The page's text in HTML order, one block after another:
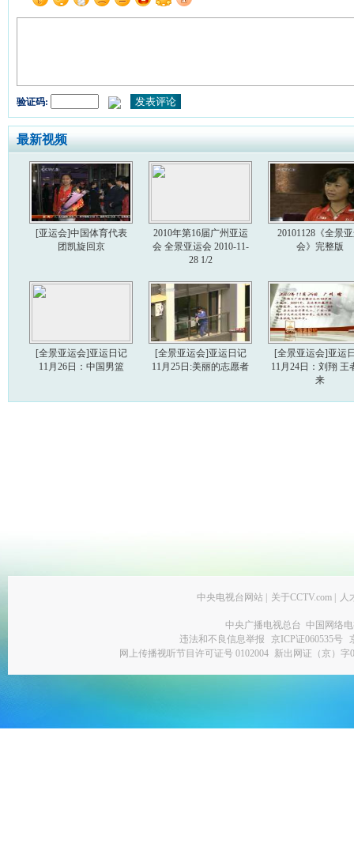
验证码:
最新视频
[亚运会]中国体育代表
团凯旋回京
2010年第16届广州亚运
会 全景亚运会 2010-11-
28 1/2
20101128《全景
会》完整版
[全景亚运会]亚运日记
11月26日：中国男篮
[全景亚运会]亚运日记
11月25日:美丽的志愿者
[全景亚运会]亚运
11月24日：刘翔 王
来
中央电视台网站 关于CCTV.com 人
中央广播电视总台 中国网络
违法和不良信息举报
京ICP证060535号
网上传播视听节目许可证号 0102004 新出网证（京）